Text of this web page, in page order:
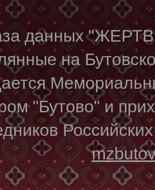
данных
на
"Бутово" и